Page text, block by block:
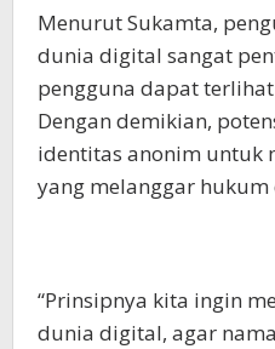
Menurut Sukamta,
dunia digital sangat
pengguna dapat
Dengan demikian,
identitas anonim untuk
yang melanggar
“Prinsipnya kita ingin
dunia digital, agar